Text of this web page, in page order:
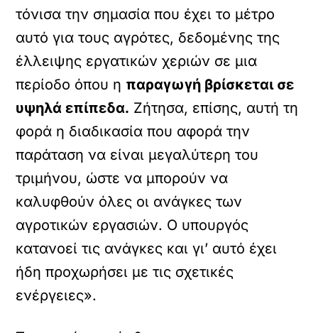
τόνισα την σημασία που έχει το μέτρο
αυτό για τους αγρότες, δεδομένης της
έλλειψης εργατικών χεριών σε μια
περίοδο όπου η παραγωγή βρίσκεται σε
υψηλά επίπεδα. Ζήτησα, επίσης, αυτή τη
φορά η διαδικασία που αφορά την
παράταση να είναι μεγαλύτερη του
τριμήνου, ώστε να μπορούν να
καλυφθούν όλες οι ανάγκες των
αγροτικών εργασιών. Ο υπουργός
κατανοεί τις ανάγκες και γι’ αυτό έχει
ήδη προχωρήσει με τις σχετικές
ενέργειες».